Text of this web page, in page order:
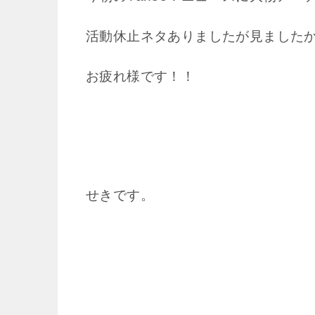
活動休止ネタありましたが見ました
お疲れ様です！！
せきです。